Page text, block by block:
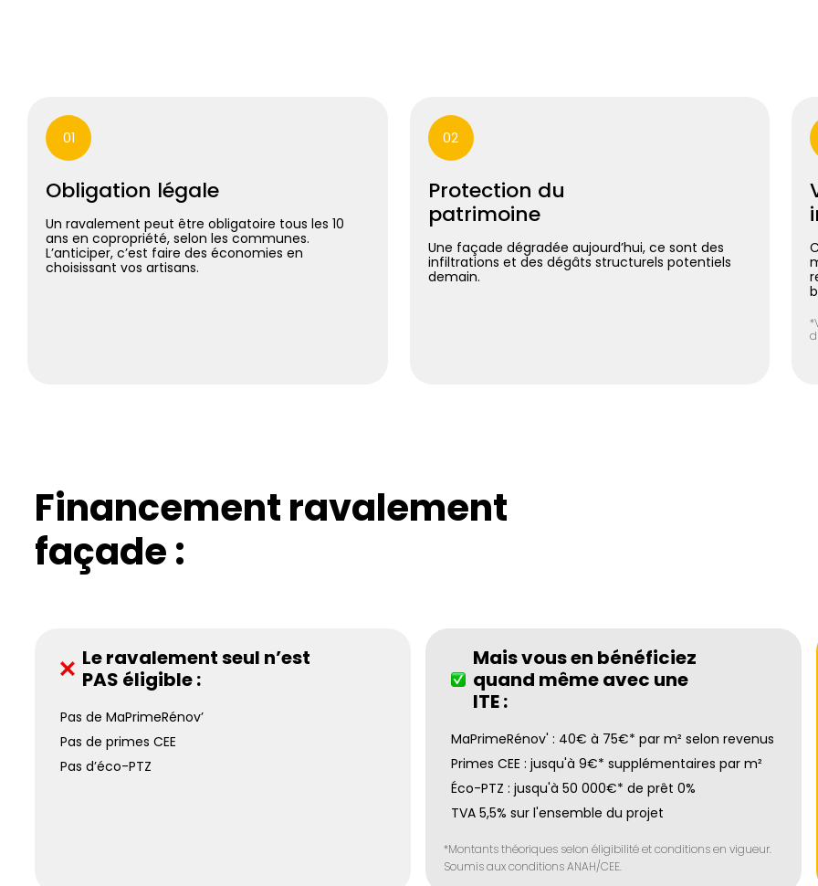
01
Obligation légale
Un ravalement peut être obligatoire tous les 10
ans en copropriété, selon les communes.
L’anticiper, c’est faire des économies en
choisissant vos artisans.
02
Protection du
patrimoine
Une façade dégradée aujourd’hui, ce sont des
infiltrations et des dégâts structurels potentiels
demain.
Financement ravalement
façade :
Le ravalement seul n’est
PAS éligible :
Pas de MaPrimeRénov’
Pas de primes CEE
Pas d’éco-PTZ
Mais vous en bénéficiez
quand même avec une
ITE :
MaPrimeRénov' : 40€ à 75€* par m² selon revenus
Primes CEE : jusqu'à 9€* supplémentaires par m²
Éco-PTZ : jusqu'à 50 000€* de prêt 0%
TVA 5,5% sur l'ensemble du projet
*Montants théoriques selon éligibilité et conditions en vigueur.
Soumis aux conditions ANAH/CEE.